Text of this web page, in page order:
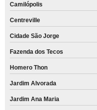
Camilópolis
Centreville
Cidade São Jorge
Fazenda dos Tecos
Homero Thon
Jardim Alvorada
Jardim Ana Maria